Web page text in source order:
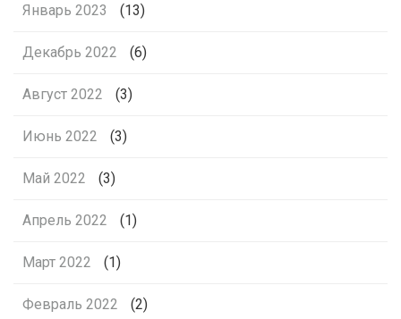
Январь 2023 (13)
Декабрь 2022 (6)
Август 2022 (3)
Июнь 2022 (3)
Май 2022 (3)
Апрель 2022 (1)
Март 2022 (1)
Февраль 2022 (2)